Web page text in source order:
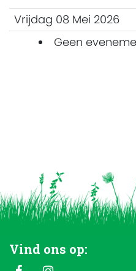
Vrijdag 08 Mei 2026
Geen
Vind ons op: